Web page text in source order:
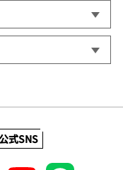
式SNS